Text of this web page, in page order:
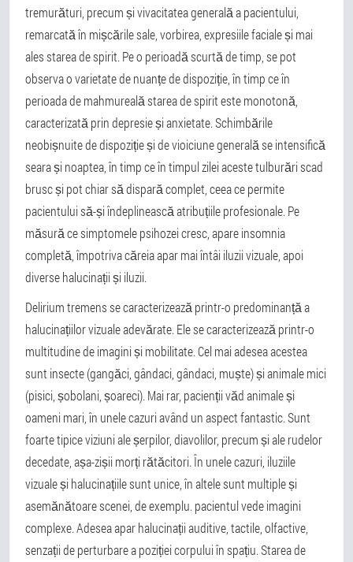
tremurături, precum și vivacitatea generală a pacientului,
remarcată în mișcările sale, vorbirea, expresiile faciale și mai
ales starea de spirit. Pe o perioadă scurtă de timp, se pot
observa o varietate de nuanțe de dispoziție, în timp ce în
perioada de mahmureală starea de spirit este monotonă,
caracterizată prin depresie și anxietate. Schimbările
neobișnuite de dispoziție și de vioiciune generală se intensifică
seara și noaptea, în timp ce în timpul zilei aceste tulburări scad
brusc și pot chiar să dispară complet, ceea ce permite
pacientului să-și îndeplinească atribuțiile profesionale. Pe
măsură ce simptomele psihozei cresc, apare insomnia
completă, împotriva căreia apar mai întâi iluzii vizuale, apoi
diverse halucinații și iluzii.
Delirium tremens se caracterizează printr-o predominanță a
halucinațiilor vizuale adevărate. Ele se caracterizează printr-o
multitudine de imagini și mobilitate. Cel mai adesea acestea
sunt insecte (gangăci, gândaci, gândaci, muște) și animale mici
(pisici, șobolani, șoareci). Mai rar, pacienții văd animale și
oameni mari, în unele cazuri având un aspect fantastic. Sunt
foarte tipice viziuni ale șerpilor, diavolilor, precum și ale rudelor
decedate, așa-zișii morți rătăcitori. În unele cazuri, iluziile
vizuale și halucinațiile sunt unice, în altele sunt multiple și
asemănătoare scenei, de exemplu. pacientul vede imagini
complexe. Adesea apar halucinații auditive, tactile, olfactive,
senzații de perturbare a poziției corpului în spațiu. Starea de